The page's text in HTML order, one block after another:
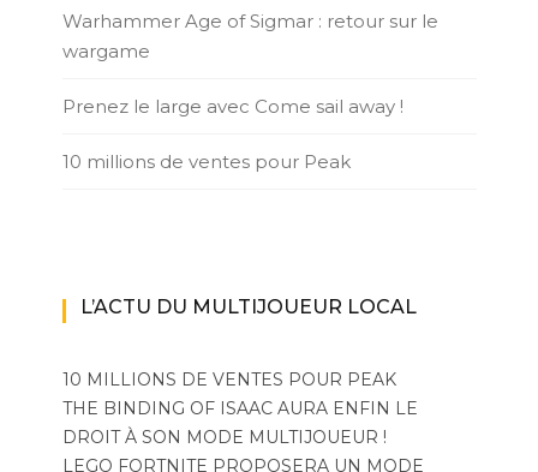
Warhammer Age of Sigmar : retour sur le
wargame
Prenez le large avec Come sail away !
10 millions de ventes pour Peak
L’ACTU DU MULTIJOUEUR LOCAL
10 MILLIONS DE VENTES POUR PEAK
THE BINDING OF ISAAC AURA ENFIN LE
DROIT À SON MODE MULTIJOUEUR !
LEGO FORTNITE PROPOSERA UN MODE